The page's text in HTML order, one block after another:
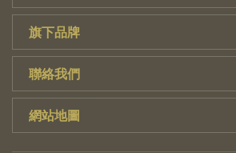
旗下品牌
聯絡我們
網站地圖